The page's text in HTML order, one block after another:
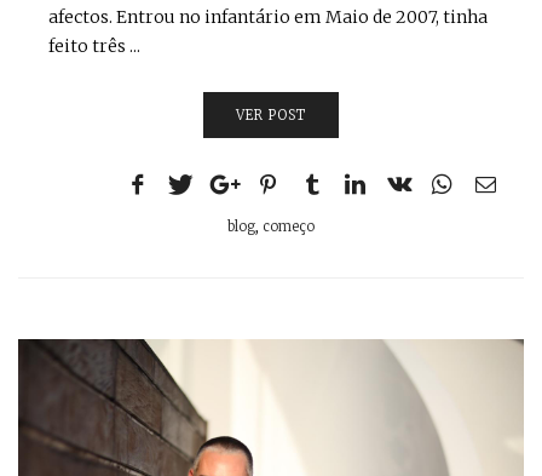
afectos. Entrou no infantário em Maio de 2007, tinha
feito três ...
VER POST
blog começo